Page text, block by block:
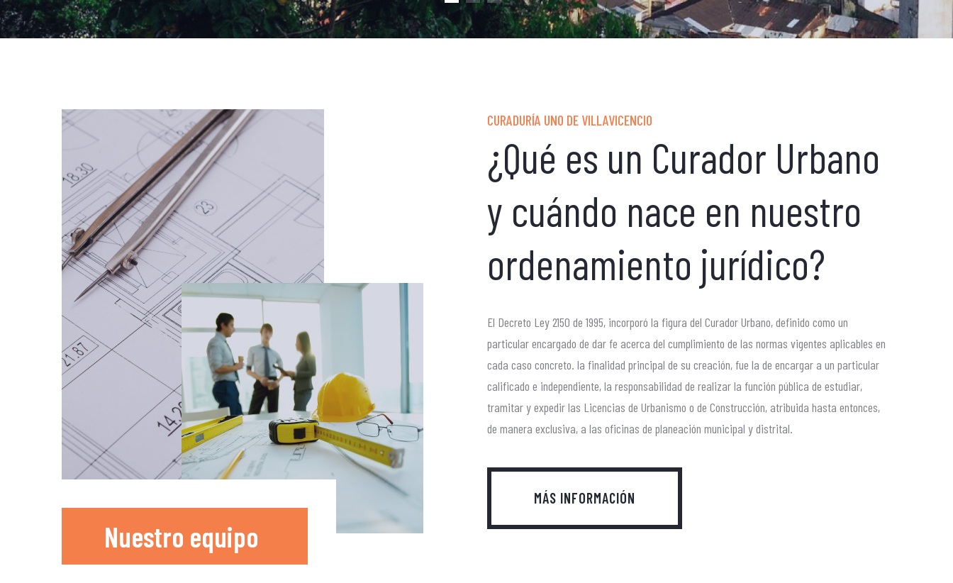
Nuestro equipo
CURADURÍA UNO DE VILLAVICENCIO
¿Qué es un Curador Urbano
y cuándo nace en nuestro
ordenamiento jurídico?
El Decreto Ley 2150 de 1995, incorporó la figura del Curador Urbano, definido como un
particular encargado de dar fe acerca del cumplimiento de las normas vigentes aplicables en
cada caso concreto. la finalidad principal de su creación, fue la de encargar a un particular
calificado e independiente, la responsabilidad de realizar la función pública de estudiar,
tramitar y expedir las Licencias de Urbanismo o de Construcción, atribuida hasta entonces,
de manera exclusiva, a las oficinas de planeación municipal y distrital.
MÁS INFORMACIÓN